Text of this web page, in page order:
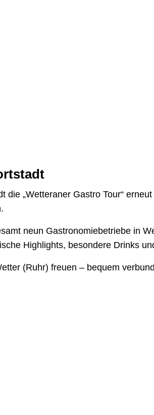
„Wetteraner Gastro Tour“
neun Gastronomiebetriebe in
Highlights, besondere Drinks
(Ruhr) freuen – bequem